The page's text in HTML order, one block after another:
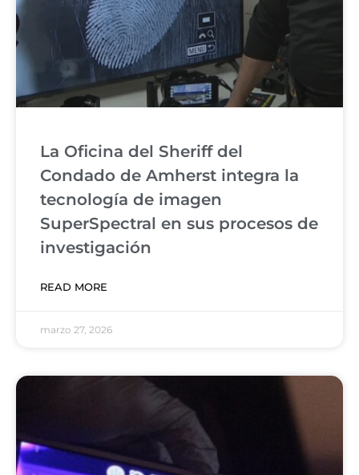
La Oficina del Sheriff del
Condado de Amherst integra la
tecnología de imagen
SuperSpectral en sus procesos de
investigación
READ MORE
marzo 27, 2026